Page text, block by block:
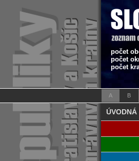
počet
počet
počet
A B